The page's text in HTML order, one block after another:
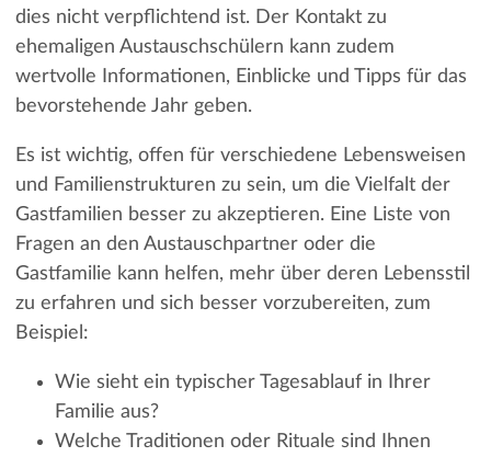
dies nicht verpflichtend ist. Der Kontakt zu
ehemaligen Austauschschülern kann zudem
wertvolle Informationen, Einblicke und Tipps für das
bevorstehende Jahr geben.
Es ist wichtig, offen für verschiedene Lebensweisen
und Familienstrukturen zu sein, um die Vielfalt der
Gastfamilien besser zu akzeptieren. Eine Liste von
Fragen an den Austauschpartner oder die
Gastfamilie kann helfen, mehr über deren Lebensstil
zu erfahren und sich besser vorzubereiten, zum
Beispiel:
Wie sieht ein typischer Tagesablauf in Ihrer
Familie aus?
Welche Traditionen oder Rituale sind Ihnen